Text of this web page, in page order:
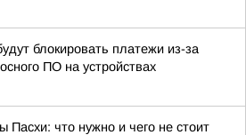
блокировать платежи из-за
ПО на устройствах
Пасхи: что нужно и чего не стоит